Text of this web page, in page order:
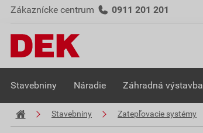
Zákaznícke centrum 0911 201 201
Stavebniny Náradie Záhradná výstavba
Stavebniny Zatepľovacie systémy